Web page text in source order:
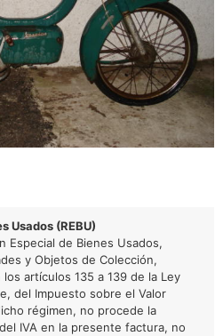
Usados (REBU)
Especial de Bienes Usados,
y Objetos de Colección,
artículos 135 a 139 de la Ley
del Impuesto sobre el Valor
régimen, no procede la
IVA en la presente factura, no